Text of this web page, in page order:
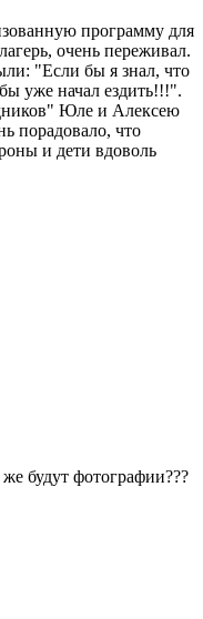
программу для
очень переживал.
"Если бы я знал, что
уже начал ездить!!!".
Юле и Алексею
порадовало, что
и дети вдоволь
будут фотографии???